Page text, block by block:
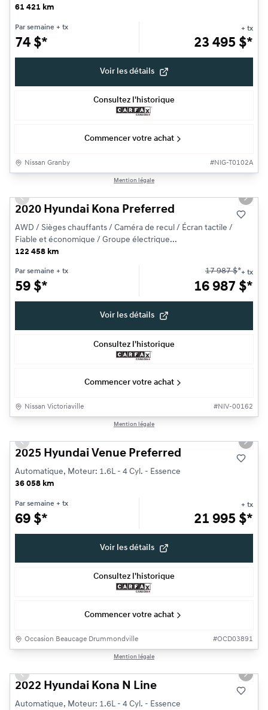
61 421 km
Par semaine + tx
74 $*
+ tx
23 495 $*
Voir les détails
Consultez l'historique
Commencer votre achat
Nissan Granby #NIG-T0102A
Mention légale
Previous slide Next
2020 Hyundai Kona Preferred
AWD / Sièges chauffants / Caméra de recul / Écran tactile /
Fiable et économique / Groupe électrique...
122 458 km
Par semaine + tx
59 $*
17 987$*+ tx
16 987 $*
Voir les détails
Consultez l'historique
Commencer votre achat
Nissan Victoriaville #NIV-00162
Mention légale
Previous slide Next
2025 Hyundai Venue Preferred
Automatique, Moteur: 1.6L - 4 Cyl. - Essence
36 058 km
Par semaine + tx
69 $*
+ tx
21 995 $*
Voir les détails
Consultez l'historique
Commencer votre achat
Occasion Beaucage Drummondville #OCD03891
Mention légale
Previous slide Next
2022 Hyundai Kona N Line
Automatique, Moteur: 1.6L - 4 Cyl. - Essence